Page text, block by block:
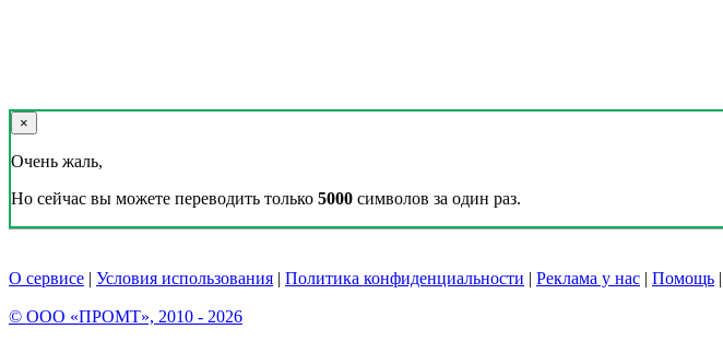
×
Очень жаль,
Но сейчас вы можете переводить только 5000 символов за один раз.
О сервисе | Условия использования | Политика конфиденциальности | Реклама у нас | Помощь |
© ООО «ПРОМТ», 2010 - 2026